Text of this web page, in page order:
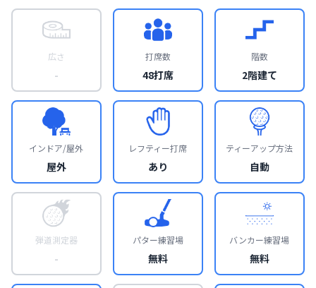
広さ
-
打席数
48打席
階数
2階建て
インドア/屋外
屋外
レフティー打席
あり
ティーアップ方法
自動
弾道測定器
-
パター練習場
無料
バンカー練習場
無料